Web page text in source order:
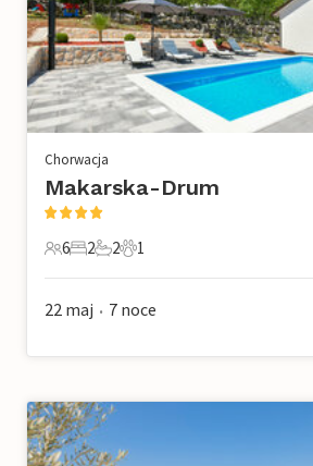
Chorwacja
Makarska-Drum
6 Goście
6
2 Sypialnie
2
2 Łazienki
2
1 Zwierzę domowe
1
22 maj • 7 noce